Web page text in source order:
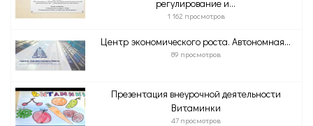
регулирование и...
1 162 просмотров
Центр экономического роста. Автономная...
89 просмотров
Презентация внеурочной деятельности
Витаминки
47 просмотров